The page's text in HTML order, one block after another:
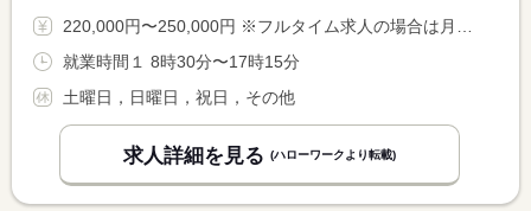
220,000円〜250,000円 ※フルタイム求人の場合は月額（換算額）、パート求人の場合は時間額を表示しています。
就業時間１ 8時30分〜17時15分
土曜日，日曜日，祝日，その他
求人詳細を見る (ハローワークより転載)